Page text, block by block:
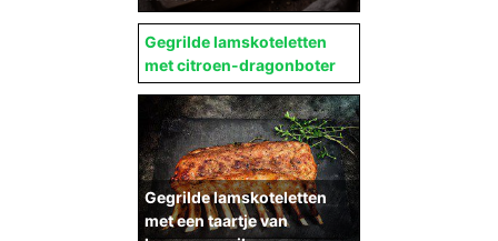
Gegrilde lamskoteletten
met citroen-dragonboter
Gegrilde lamskoteletten
met een taartje van